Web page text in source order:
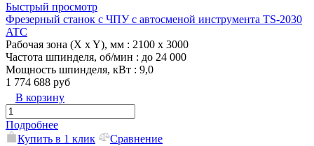
Быстрый просмотр
Фрезерный станок с ЧПУ с автосменой инструмента TS-2030
ATC
Рабочая зона (X x Y), мм : 2100 x 3000
Частота шпинделя, об/мин : до 24 000
Мощность шпинделя, кВт : 9,0
1 774 688 руб
В корзину
Подробнее
Купить в 1 клик
Сравнение